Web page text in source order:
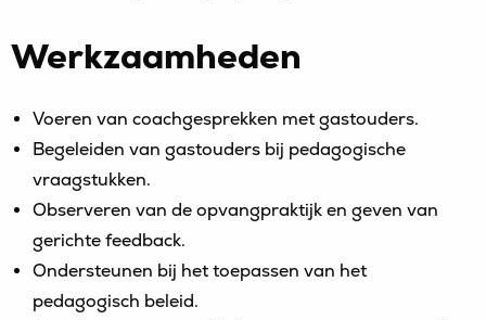
Werkzaamheden
Voeren van coachgesprekken met gastouders.
Begeleiden van gastouders bij pedagogische
vraagstukken.
Observeren van de opvangpraktijk en geven van
gerichte feedback.
Ondersteunen bij het toepassen van het
pedagogisch beleid.